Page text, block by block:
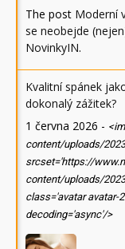
The post Moderní
se neobejde
NovinkyIN.
Kvalitní spánek
dokonalý zážitek?
1 června 2026 -
content/uploads/
srcset='https://
content/uploads/
class='avatar avatar-
decoding='async'/>